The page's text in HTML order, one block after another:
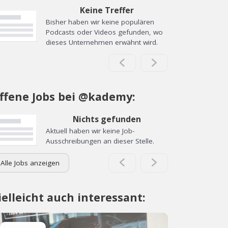
Keine Treffer
Bisher haben wir keine populären
Podcasts oder Videos gefunden, wo
dieses Unternehmen erwähnt wird.
Jobs bei @kademy:
Nichts gefunden
Aktuell haben wir keine Job-
Ausschreibungen an dieser Stelle.
Alle Jobs anzeigen
auch interessant: